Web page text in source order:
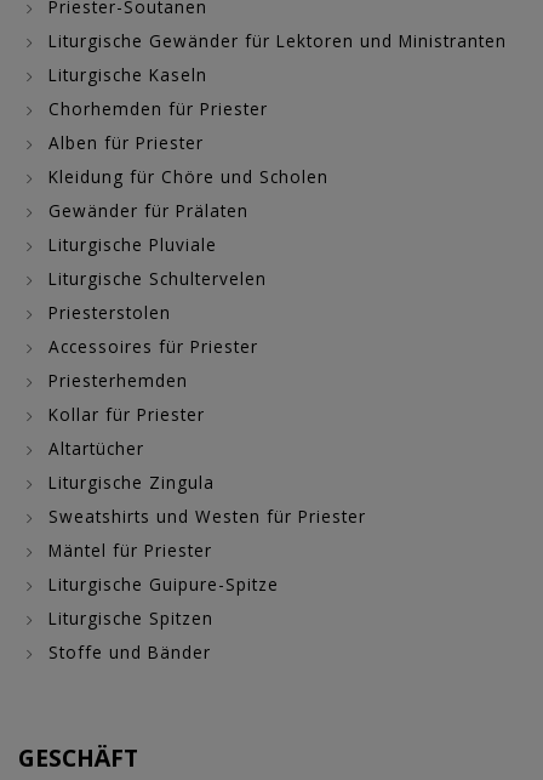
Priester-Soutanen
Liturgische Gewänder für Lektoren und Ministranten
Liturgische Kaseln
Chorhemden für Priester
Alben für Priester
Kleidung für Chöre und Scholen
Gewänder für Prälaten
Liturgische Pluviale
Liturgische Schultervelen
Priesterstolen
Accessoires für Priester
Priesterhemden
Kollar für Priester
Altartücher
Liturgische Zingula
Sweatshirts und Westen für Priester
Mäntel für Priester
Liturgische Guipure-Spitze
Liturgische Spitzen
Stoffe und Bänder
GESCHÄFT